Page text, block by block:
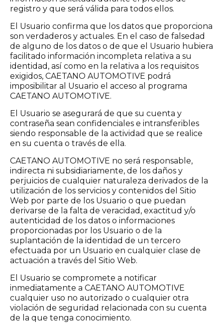
registro y que será válida para todos ellos.
El Usuario confirma que los datos que proporciona
son verdaderos y actuales. En el caso de falsedad
de alguno de los datos o de que el Usuario hubiera
facilitado información incompleta relativa a su
identidad, así como en la relativa a los requisitos
exigidos, CAETANO AUTOMOTIVE podrá
imposibilitar al Usuario el acceso al programa
CAETANO AUTOMOTIVE.
El Usuario se asegurará de que su cuenta y
contraseña sean confidenciales e intransferibles
siendo responsable de la actividad que se realice
en su cuenta o través de ella.
CAETANO AUTOMOTIVE no será responsable,
indirecta ni subsidiariamente, de los daños y
perjuicios de cualquier naturaleza derivados de la
utilización de los servicios y contenidos del Sitio
Web por parte de los Usuario o que puedan
derivarse de la falta de veracidad, exactitud y/o
autenticidad de los datos o informaciones
proporcionadas por los Usuario o de la
suplantación de la identidad de un tercero
efectuada por un Usuario en cualquier clase de
actuación a través del Sitio Web.
El Usuario se compromete a notificar
inmediatamente a CAETANO AUTOMOTIVE
cualquier uso no autorizado o cualquier otra
violación de seguridad relacionada con su cuenta
de la que tenga conocimiento.